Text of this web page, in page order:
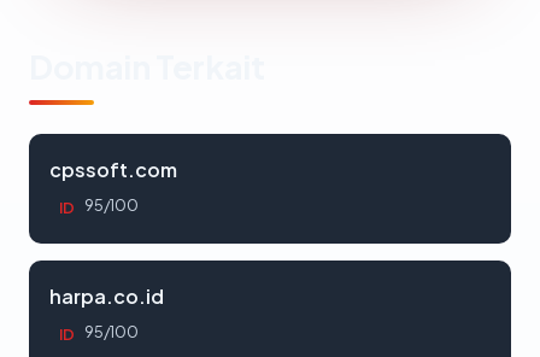
cpssoft.com
ID 95/100
harpa.co.id
ID 95/100